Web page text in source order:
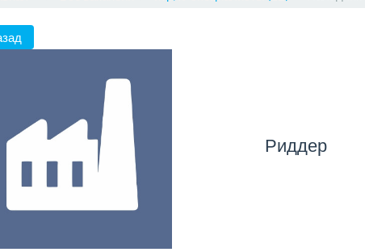
Риддер